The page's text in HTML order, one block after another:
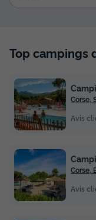
Top campings
Corse,
Avis
Corse,
Avis